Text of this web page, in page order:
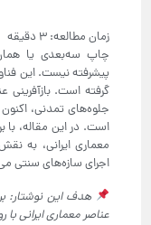
چاپ سه‌بعدی یا
پیشرفته نیست. این
گرفته است. بازآفرینی
جلوه‌های تمدنی،
است. در این مقاله،
معماری ایرانی، به
اجرای سازه‌های سنتی
هدف این نوشتار:
عناصر معماری ایرانی